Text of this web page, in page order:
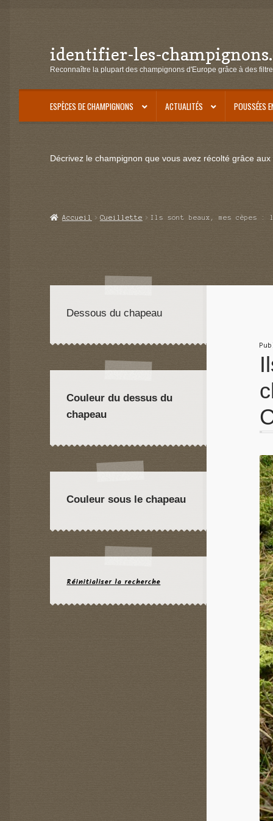
Aller
à
navigation
Aller
au
identifier-les-
Reconnaître la plupart des champignons d'Europe grâce à des
ESPÈCES DE CHAMPIGNONS ACTUALITÉS POUSSÉES
Décrivez le champignon que vous avez récolté grâce
Accueil Cueillette Ils sont beaux, mes cèpes
Dessous du chapeau
Couleur du dessus du
chapeau
Couleur sous le chapeau
Réinitialiser la recherche